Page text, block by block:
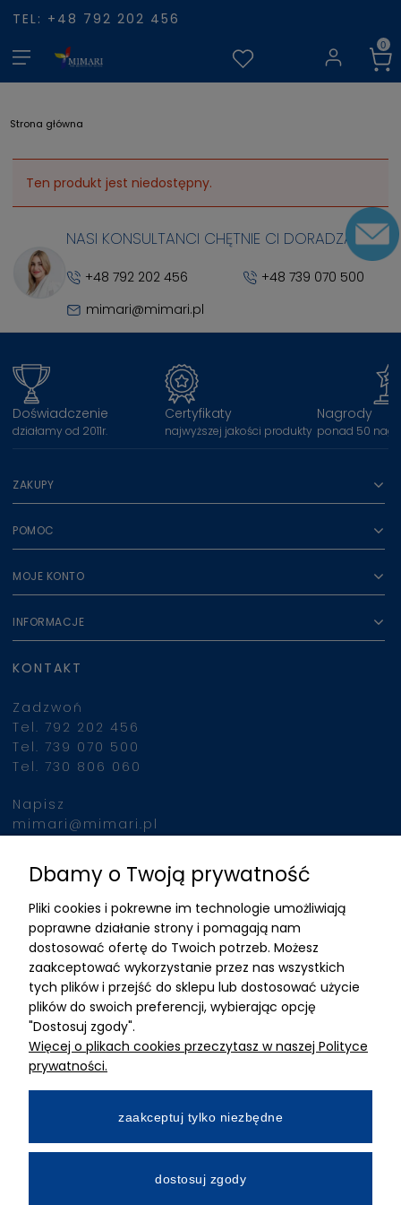
TEL: +48 792 202 456
Strona główna
Ten produkt jest niedostępny.
NASI KONSULTANCI CHĘTNIE CI DORADZĄ
+48 792 202 456
+48 739 070 500
mimari@mimari.pl
Doświadczenie
działamy od 2011r.
Certyfikaty
najwyższej jakości produkty
Nagrody
ponad 50
ZAKUPY
POMOC
MOJE KONTO
INFORMACJE
KONTAKT
Zadzwoń
Tel. 792 202 456
Tel. 739 070 500
Tel. 730 806 060
Napisz
mimari@mimari.pl
Znajdziesz nas
ADRES
MIMARI sp z o.o.
ul. Kurkowa 12
50-210 Wrocław
Dane rejestracyjne
NIP:8982325327
Wpłacony w całości
Numer konta bankowego
Dbamy o Twoją prywatność
Pliki cookies i pokrewne im technologie umożliwiają
poprawne działanie strony i pomagają nam
dostosować ofertę do Twoich potrzeb. Możesz
zaakceptować wykorzystanie przez nas wszystkich
tych plików i przejść do sklepu lub dostosować użycie
plików do swoich preferencji, wybierając opcję
"Dostosuj zgody".
Więcej o plikach cookies przeczytasz w naszej Polityce
prywatności.
zaakceptuj tylko niezbędne
dostosuj zgody